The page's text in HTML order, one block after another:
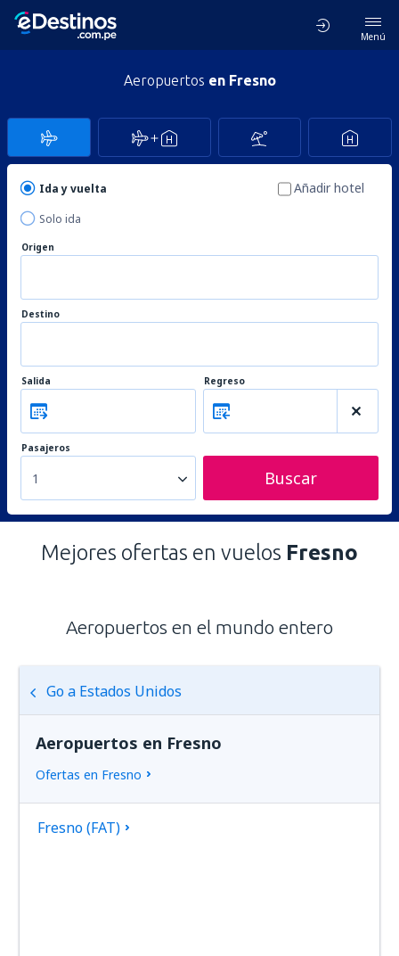
Menú
Aeropuertos en Fresno
Ida y vuelta
Solo ida
Añadir hotel
Origen
Destino
Salida Regreso
Pasajeros
1 Buscar
Mejores ofertas en vuelos Fresno
Aeropuertos en el mundo entero
Go a Estados Unidos
Aeropuertos en Fresno
Ofertas en Fresno
Fresno (FAT)